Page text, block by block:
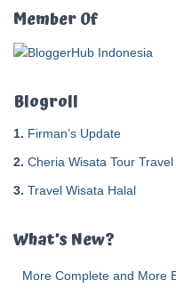
k
:Member Of
Blogroll
1. Firman’s Update
2. Cheria Wisata Tour Travel
3. Travel Wisata Halal
What’s New?
More Complete and More